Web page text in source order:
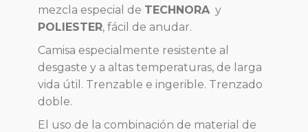
mezcla especial de TECHNORA y
POLIESTER, fácil de anudar.
Camisa especialmente resistente al
desgaste y a altas temperaturas, de larga
vida útil. Trenzable e ingerible. Trenzado
doble.
El uso de la combinación de material de